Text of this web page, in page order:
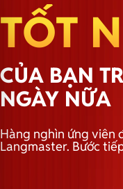
TỐT
CỦA BẠN
NGÀY NỮA
Hàng nghìn ứng viên
Langmaster. Bước